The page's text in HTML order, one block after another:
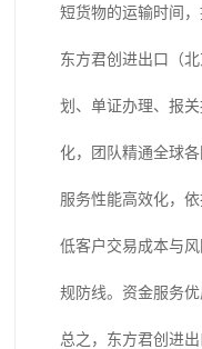
短货物的运输时间，
东方君创进出口（
划、单证办理、报
化，团队精通全球
服务性能高效化，
低客户交易成本与
规防线。资金服务
总之，东方君创进